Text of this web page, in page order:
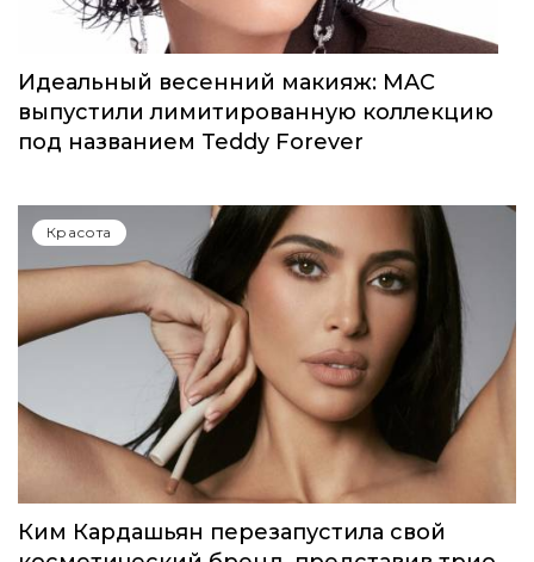
Идеальный весенний макияж: MAC
выпустили лимитированную коллекцию
под названием Teddy Forever
Красота
Ким Кардашьян перезапустила свой